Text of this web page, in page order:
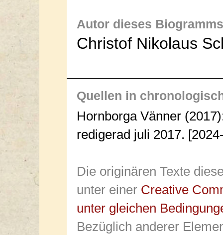
Autor dieses
Christof Nikolaus
Quellen in
Hornborga Vänner
redigerad juli 2017.
Die originären Texte
unter einer Creative
unter gleichen
Bezüglich anderer